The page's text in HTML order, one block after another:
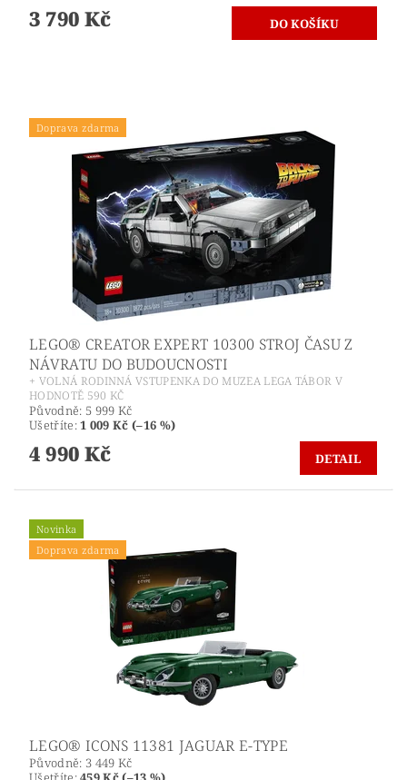
3 790 Kč
Doprava zdarma
LEGO® CREATOR EXPERT 10300 STROJ ČASU Z
NÁVRATU DO BUDOUCNOSTI
+ VOLNÁ RODINNÁ VSTUPENKA DO MUZEA LEGA TÁBOR V
HODNOTĚ 590 KČ
Původně: 5 999 Kč
Ušetříte:1 009 Kč (–16 %)
4 990 Kč DETAIL
Novinka
Doprava zdarma
LEGO® ICONS 11381 JAGUAR E-TYPE
Původně: 3 449 Kč